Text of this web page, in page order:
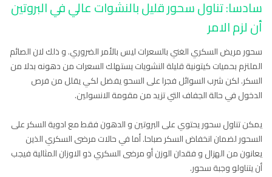
سادسا: تناول سحور قليل بالنشوات عالي في البروتين
أن لزم الامر
سحور مريض السكري الغني بالسعرات ليس بالأمر الضروري. و ذلك لان الصائم
الملتزم بحميات كيتونية قليلة النشويات يستهلك السعرات من دهونه بدلا من
السكر. لكن شرب السوائل فجرا على السحو يفضل لكي يقلل من فرص
الدخول في حالة الجفاف التي تزيد من مقومة الانسولين.
يمكن تناول سحور يحتوي على البروتين و الدهون فقط مع ادوية السكر على
السحور لضمان انخفاض السكر صباحا. أما في حالات مرضى السكري الذين
يعانون من الهزال و فقدان الوزن أو مرضى السكري ذو الاوزان المثالية فيجب
أن يتناولو وجبة سحور.